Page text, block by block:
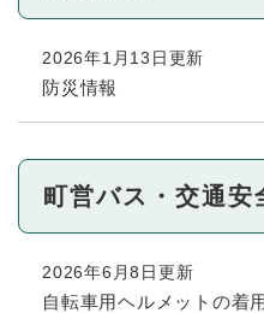
2026年1月13日更新
防災情報
町営バス・交通安
2026年6月8日更新
自転車用ヘルメットの着